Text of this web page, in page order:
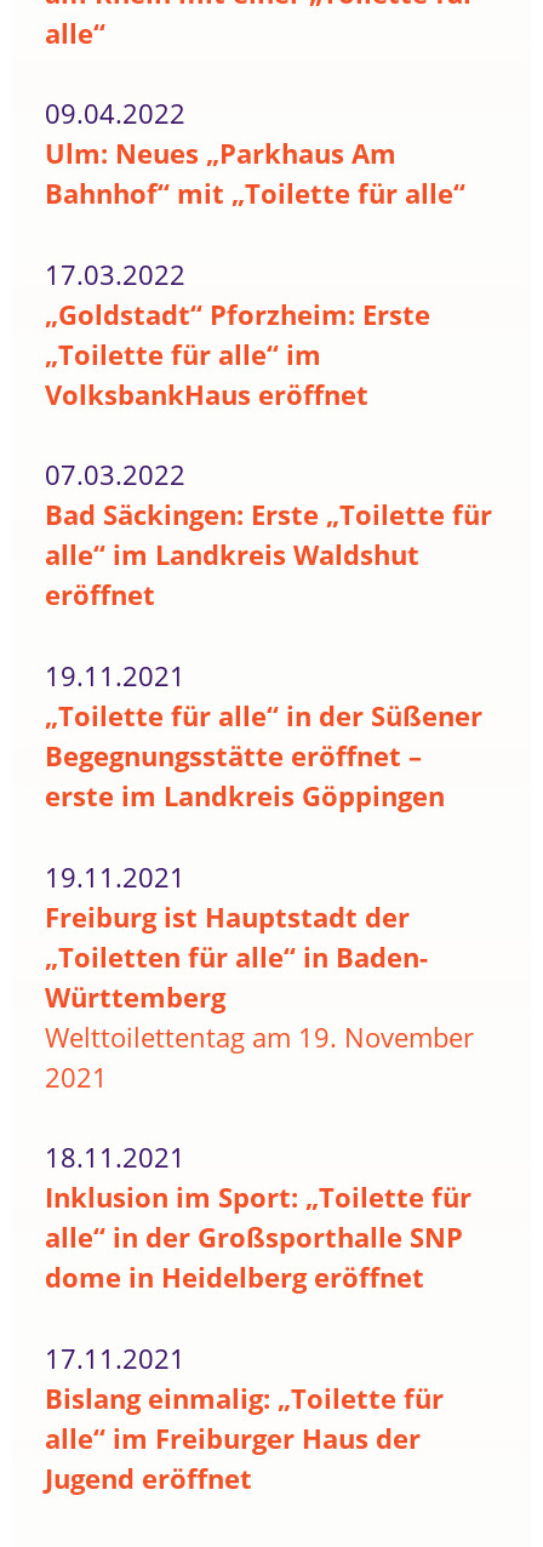
alle“
09.04.2022
Ulm: Neues „Parkhaus Am
Bahnhof“ mit „Toilette für alle“
17.03.2022
„Goldstadt“ Pforzheim: Erste
„Toilette für alle“ im
VolksbankHaus eröffnet
07.03.2022
Bad Säckingen: Erste „Toilette für
alle“ im Landkreis Waldshut
eröffnet
19.11.2021
„Toilette für alle“ in der Süßener
Begegnungsstätte eröffnet –
erste im Landkreis Göppingen
19.11.2021
Freiburg ist Hauptstadt der
„Toiletten für alle“ in Baden-
Württemberg
Welttoilettentag am 19. November
2021
18.11.2021
Inklusion im Sport: „Toilette für
alle“ in der Großsporthalle SNP
dome in Heidelberg eröffnet
17.11.2021
Bislang einmalig: „Toilette für
alle“ im Freiburger Haus der
Jugend eröffnet